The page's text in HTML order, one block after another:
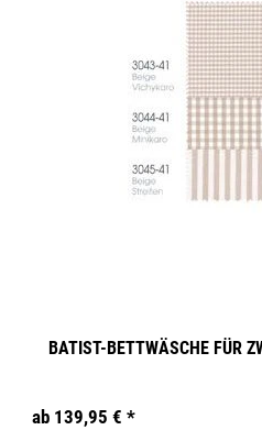
BATIST-BETTWÄSCHE FÜR
ab 139,95 € *